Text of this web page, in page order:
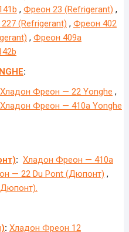
, Фреон 23 (Refrigerant) ,
(Refrigerant) , Фреон 402
, Фреон 409a
:
Хладон Фреон — 22 Yonghe ,
Хладон Фреон — 410a Yonghe
: Хладон Фреон — 410a
— 22 Du Pont (Дюпонт) ,
: Хладон Фреон 12